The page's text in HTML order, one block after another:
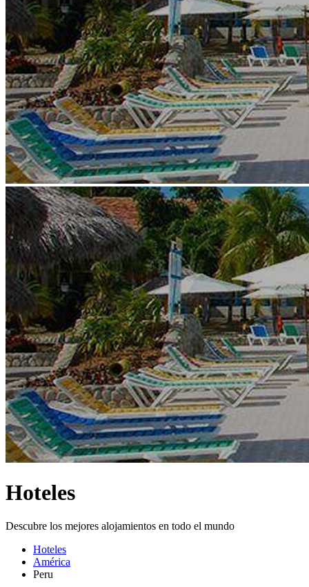
Hoteles
Descubre los mejores alojamientos en todo el mundo
Hoteles
América
Peru